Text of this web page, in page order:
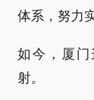
体系，努力
如今，厦
射。